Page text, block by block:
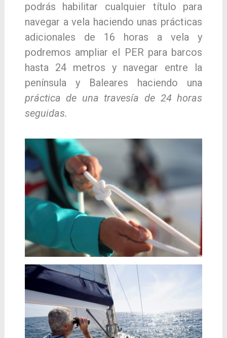
podrás habilitar cualquier título para
navegar a vela haciendo unas prácticas
adicionales de 16 horas a vela y
podremos ampliar el PER para barcos
hasta 24 metros y navegar entre la
península y Baleares haciendo una
práctica de una travesía de 24 horas
seguidas.